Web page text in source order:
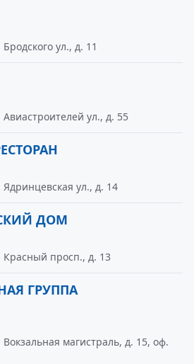
ул., д. 11
ул., д. 55
ул., д. 14
ДОМ
Красный просп., д. 13
ГРУППА
магистраль, д. 15, оф.